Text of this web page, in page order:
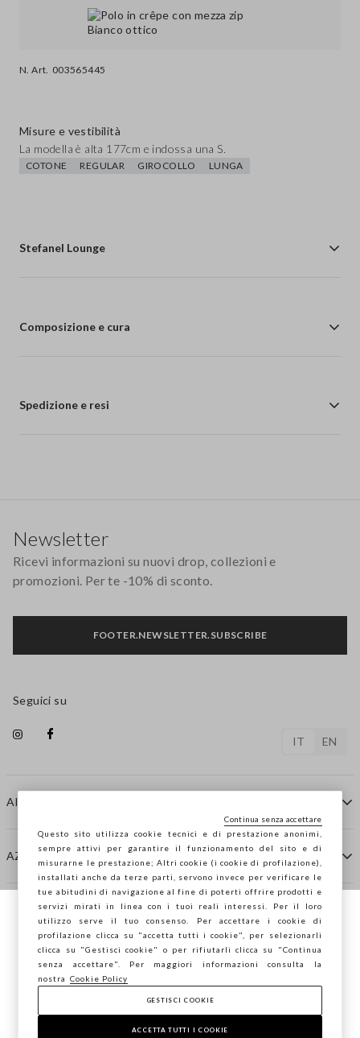
N. Art. 003565445
Misure e vestibilità
La modella è alta 177cm e indossa una S.
COTONE REGULAR GIROCOLLO LUNGA
Stefanel Lounge
Composizione e cura
Spedizione e resi
AIUTO
AZIENDA
CONTATTI
STEFANEL LOUNGE
Newsletter
Ricevi informazioni su nuovi drop, collezioni e
promozioni. Per te -10% di sconto.
FOOTER.NEWSLETTER.SUBSCRIBE
Seguici su
IT EN
Copyright © Ovs S.p.A. P.Iva 04240010274 - Cap. Soc.
290.923.470 -2.4.0
Stai navigando su STEFANEL Italia, vuoi
salvare la tua posizione?
CONFERMA
Questo sito utilizza cookie tecnici e di prestazione anonimi,
sempre attivi per garantire il funzionamento del sito e di
misurarne le prestazione; Altri cookie (i cookie di profilazione),
installati anche da terze parti, servono invece per verificare le
tue abitudini di navigazione al fine di poterti offrire prodotti e
servizi mirati in linea con i tuoi reali interessi. Per il loro
utilizzo serve il tuo consenso. Per accettare i cookie di
profilazione clicca su "accetta tutti i cookie", per selezionarli
clicca su "Gestisci cookie" o per rifiutarli clicca su "Continua
senza accettare". Per maggiori informazioni consulta la
nostra
Cookie Policy
GESTISCI COOKIE
ACCETTA TUTTI I COOKIE
Continua senza accettare